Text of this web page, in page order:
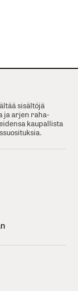
sisältöjä
ja arjen raha-
kaupallista